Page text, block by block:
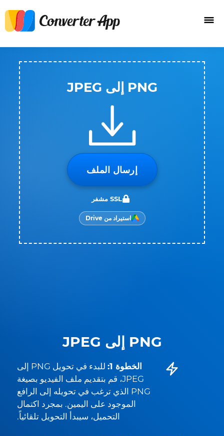
PNG إلى JPEG
الخطوة 1:
للبدء في تحويل PNG إلى
JPEG، قم بتقديم ملف الفيديو بصيغة
PNG الذي ترغب في تحويله إلى الرافع
الموجود على اليمين. بمجرد اكتمال
التحميل، سيبدأ التحويل تلقائياً.
PNG إلى JPEG
إرسال الملف
SSL مشفر
استيراد من Drive